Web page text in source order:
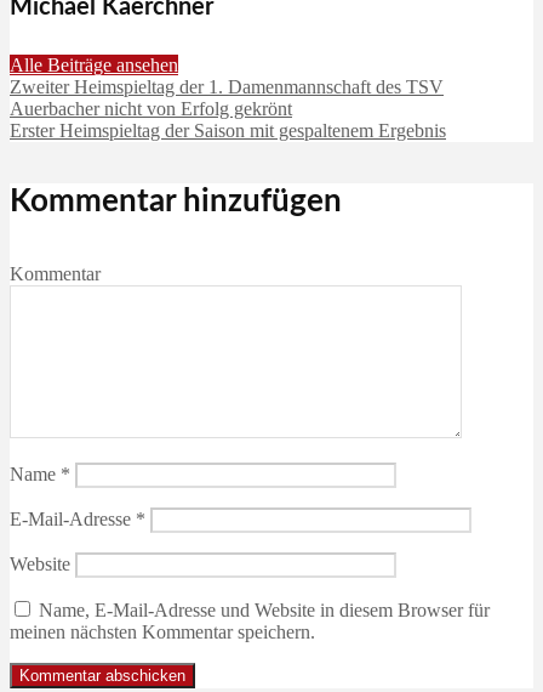
Michael Kaerchner
Alle Beiträge ansehen
Zweiter Heimspieltag der 1. Damenmannschaft des TSV
Auerbacher nicht von Erfolg gekrönt
Erster Heimspieltag der Saison mit gespaltenem Ergebnis
Kommentar hinzufügen
Kommentar
Name *
E-Mail-Adresse *
Website
Name, E-Mail-Adresse und Website in diesem Browser für
meinen nächsten Kommentar speichern.